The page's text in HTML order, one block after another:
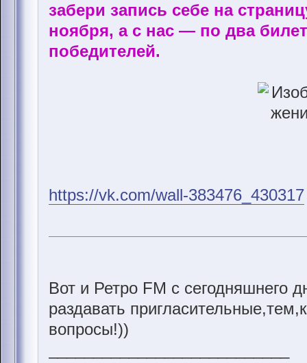
забери запись себе на
ноября, а с нас — по два
победителей.
https://vk.com/wall-383476_430317
Вот и Ретро FM с сегодняшнего
раздавать
вопросы!))